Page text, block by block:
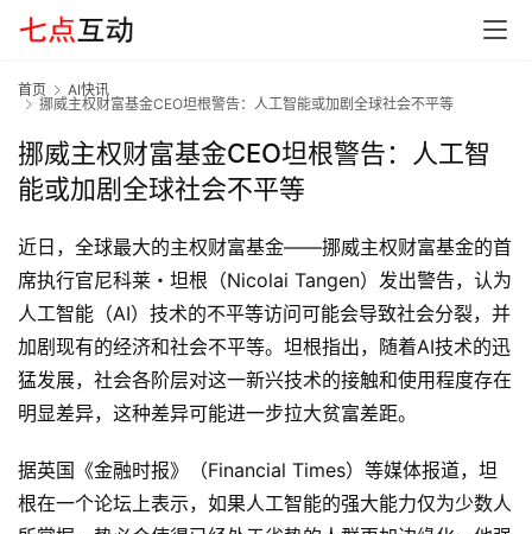
首
G
E
O
A
I
应
首页
AI快讯
挪威主权财富基金CEO坦根警告：人工智能或加剧全球社会不平等
挪威主权财富基金CEO坦根警告：人工智
能或加剧全球社会不平等
近日，全球最大的主权财富基金——挪威主权财富基金的首
席执行官尼科莱・坦根（Nicolai Tangen）发出警告，认为
人工智能（AI）技术的不平等访问可能会导致社会分裂，并
加剧现有的经济和社会不平等。坦根指出，随着AI技术的迅
猛发展，社会各阶层对这一新兴技术的接触和使用程度存在
明显差异，这种差异可能进一步拉大贫富差距。
据英国《金融时报》（Financial Times）等媒体报道，坦
根在一个论坛上表示，如果人工智能的强大能力仅为少数人